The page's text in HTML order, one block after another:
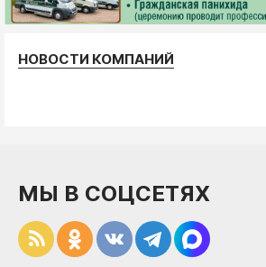
НОВОСТИ КОМПАНИЙ
МЫ В СОЦСЕТЯХ